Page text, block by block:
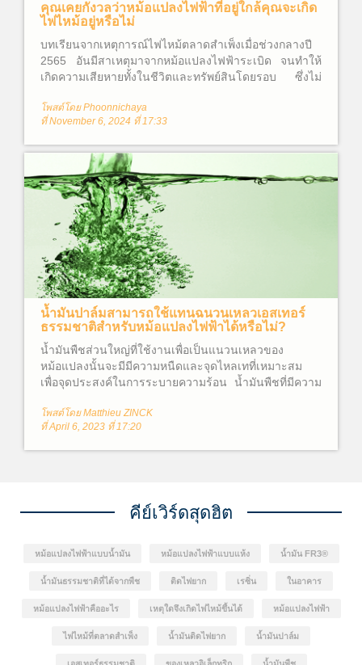
คุณเคยกังวลว่าหม้อแปลงไฟฟ้าที่อยู่ใกล้คุณจะเกิด
ไฟไหม้อยู่หรือไม่
บทเรียนจากเหตุการณ์ไฟไหม้ตลาดสำเพ็งเมื่อช่วงกลางปี
2565 อันมีสาเหตุมาจากหม้อแปลงไฟฟ้าระเบิด จนทำให้
เกิดความเสียหายทั้งในชีวิตและทรัพย์สินโดยรอบ ซึ่งไม่
หม้อแปลงไฟฟ้าคืออะไร? และเหตุใดจึงเกิดไฟไหม้ขึ้นได้?
โพสต์โดย Phoonnichaya
ที่ November 6, 2024 ที่ 17:33
น้ำมันปาล์มสามารถใช้แทนฉนวนเหลวเอสเทอร์
ธรรมชาติสำหรับหม้อแปลงไฟฟ้าได้หรือไม่?
น้ำมันพืชส่วนใหญ่ที่ใช้งานเพื่อเป็นแนวนเหลวของ
หม้อแปลงนั้นจะมีมีความหนืดและจุดไหลเทที่เหมาะสม
เพื่อจุดประสงค์ในการระบายความร้อน น้ำมันพืชที่มีความ
อิ่มตัวเป็นส่วนใหญ่ ได้แก่ โอเลอิก (พันธะคู่ C=C 1 พันธะ)
ลิโนเลอิก (พันธะคู่ C=C 2 พันธะ) และไลโนเลนิก (พันธะ
โพสต์โดย Matthieu ZINCK
ที่ April 6, 2023 ที่ 17:20
คีย์เวิร์ดสุดฮิต
หม้อแปลงไฟฟ้าแบบน้ำมัน หม้อแปลงไฟฟ้าแบบแห้ง น้ำมัน FR3®
น้ำมันธรรมชาติที่ได้จากพืช ติดไฟยาก เรซิ่น ในอาคาร
หม้อแปลงไฟฟ้าคืออะไร เหตุใดจึงเกิดไฟไหม้ขึ้นได้ หม้อแปลงไฟฟ้า
ไฟไหม้ที่ตลาดสำเพ็ง น้ำมันติดไฟยาก น้ำมันปาล์ม